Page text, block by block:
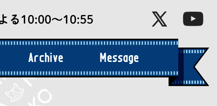
る10:00〜10:55
Archive
アーカイブ
Message
お便り